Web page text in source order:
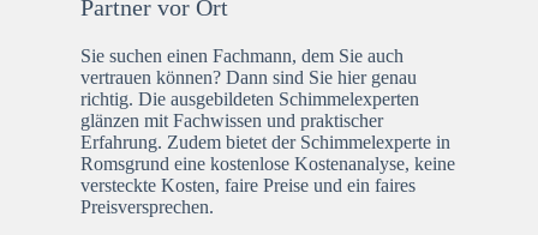
Partner vor Ort
Sie suchen einen Fachmann, dem Sie auch
vertrauen können? Dann sind Sie hier genau
richtig. Die ausgebildeten Schimmelexperten
glänzen mit Fachwissen und praktischer
Erfahrung. Zudem bietet der Schimmelexperte in
Romsgrund eine kostenlose Kostenanalyse, keine
versteckte Kosten, faire Preise und ein faires
Preisversprechen.